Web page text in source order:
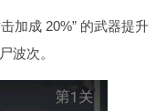
加成 20%” 的武器提升
波次。